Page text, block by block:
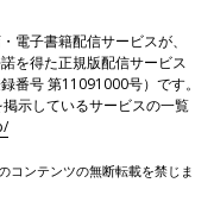
電子書籍配信サービスが、
を得た正規版配信サービス
番号 第11091000号）です。
示しているサービスの一覧
コンテンツの無断転載を禁じま